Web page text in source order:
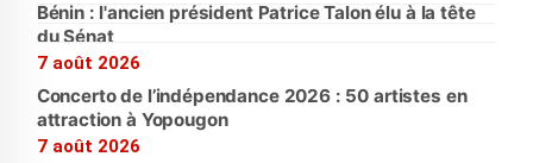
Bénin : l'ancien président Patrice Talon élu à la tête
du Sénat
7 août 2026
Concerto de l’indépendance 2026 : 50 artistes en
attraction à Yopougon
7 août 2026